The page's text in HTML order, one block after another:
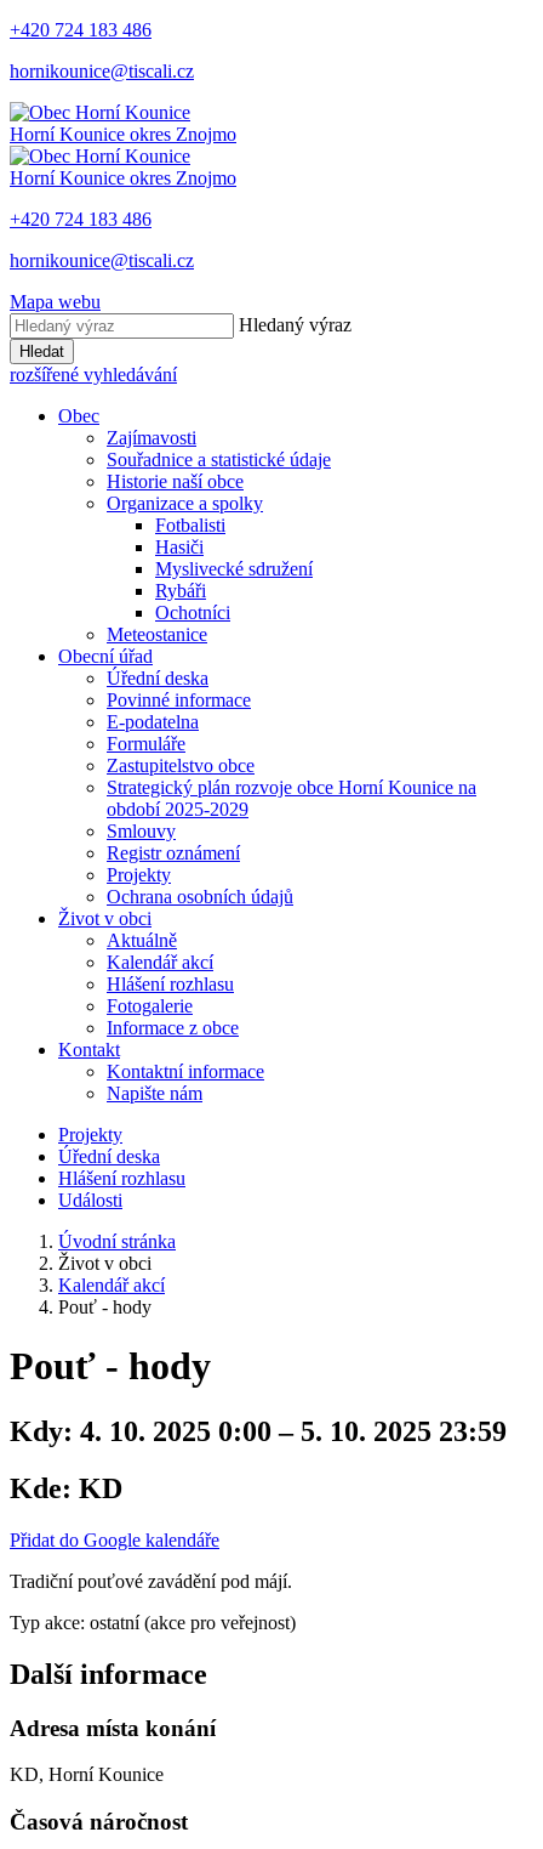
+420 724 183 486
hornikounice@tiscali.cz
Horní Kounice okres Znojmo
Horní Kounice okres Znojmo
+420 724 183 486
hornikounice@tiscali.cz
Mapa webu
Hledaný výraz
Hledat
rozšířené vyhledávání
Obec
Zajímavosti
Souřadnice a statistické údaje
Historie naší obce
Organizace a spolky
Fotbalisti
Hasiči
Myslivecké sdružení
Rybáři
Ochotníci
Meteostanice
Obecní úřad
Úřední deska
Povinné informace
E-podatelna
Formuláře
Zastupitelstvo obce
Strategický plán rozvoje obce Horní Kounice na
období 2025-2029
Smlouvy
Registr oznámení
Projekty
Ochrana osobních údajů
Život v obci
Aktuálně
Kalendář akcí
Hlášení rozhlasu
Fotogalerie
Informace z obce
Kontakt
Kontaktní informace
Napište nám
Projekty
Úřední deska
Hlášení rozhlasu
Události
Úvodní stránka
Život v obci
Kalendář akcí
Pouť - hody
Pouť - hody
Kdy: 4. 10. 2025 0:00 – 5. 10. 2025 23:59
Kde: KD
Přidat do Google kalendáře
Tradiční pouťové zavádění pod májí.
Typ akce: ostatní (akce pro veřejnost)
Další informace
Adresa místa konání
KD, Horní Kounice
Časová náročnost